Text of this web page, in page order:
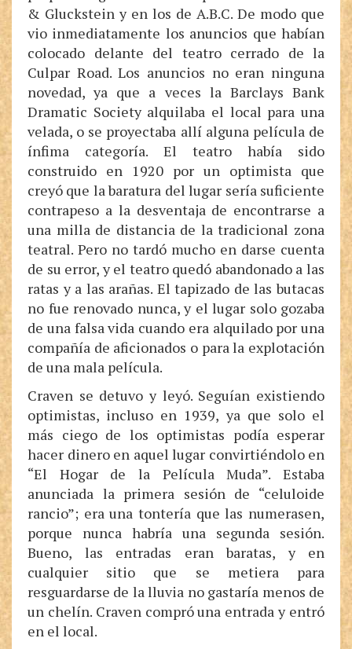
& Gluckstein y en los de A.B.C. De modo que
vio inmediatamente los anuncios que habían
colocado delante del teatro cerrado de la
Culpar Road. Los anuncios no eran ninguna
novedad, ya que a veces la Barclays Bank
Dramatic Society alquilaba el local para una
velada, o se proyectaba allí alguna película de
ínfima categoría. El teatro había sido
construido en 1920 por un optimista que
creyó que la baratura del lugar sería suficiente
contrapeso a la desventaja de encontrarse a
una milla de distancia de la tradicional zona
teatral. Pero no tardó mucho en darse cuenta
de su error, y el teatro quedó abandonado a las
ratas y a las arañas. El tapizado de las butacas
no fue renovado nunca, y el lugar solo gozaba
de una falsa vida cuando era alquilado por una
compañía de aficionados o para la explotación
de una mala película.
Craven se detuvo y leyó. Seguían existiendo
optimistas, incluso en 1939, ya que solo el
más ciego de los optimistas podía esperar
hacer dinero en aquel lugar convirtiéndolo en
“El Hogar de la Película Muda”. Estaba
anunciada la primera sesión de “celuloide
rancio”; era una tontería que las numerasen,
porque nunca habría una segunda sesión.
Bueno, las entradas eran baratas, y en
cualquier sitio que se metiera para
resguardarse de la lluvia no gastaría menos de
un chelín. Craven compró una entrada y entró
en el local.